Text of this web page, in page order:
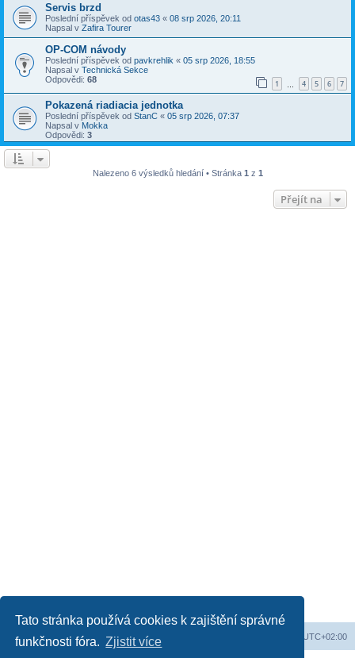
Tato stránka používá cookies k zajištění správné
funkčnosti fóra. Zjistit více
Servis brzd
Poslední příspěvek od otas43 « 08 srp 2026, 20:11
Napsal v Zafira Tourer
OP-COM návody
Poslední příspěvek od pavkrehlik « 05 srp 2026, 18:55
Napsal v Technická Sekce
Odpovědi: 68 1 4 5 6 7
Pokazená riadiacia jednotka
Poslední příspěvek od StanC « 05 srp 2026, 07:37
Napsal v Mokka
Odpovědi: 3
Nalezeno 6 výsledků hledání • Stránka 1z 1
Přejít na
Obsah fóra UTC+02:00